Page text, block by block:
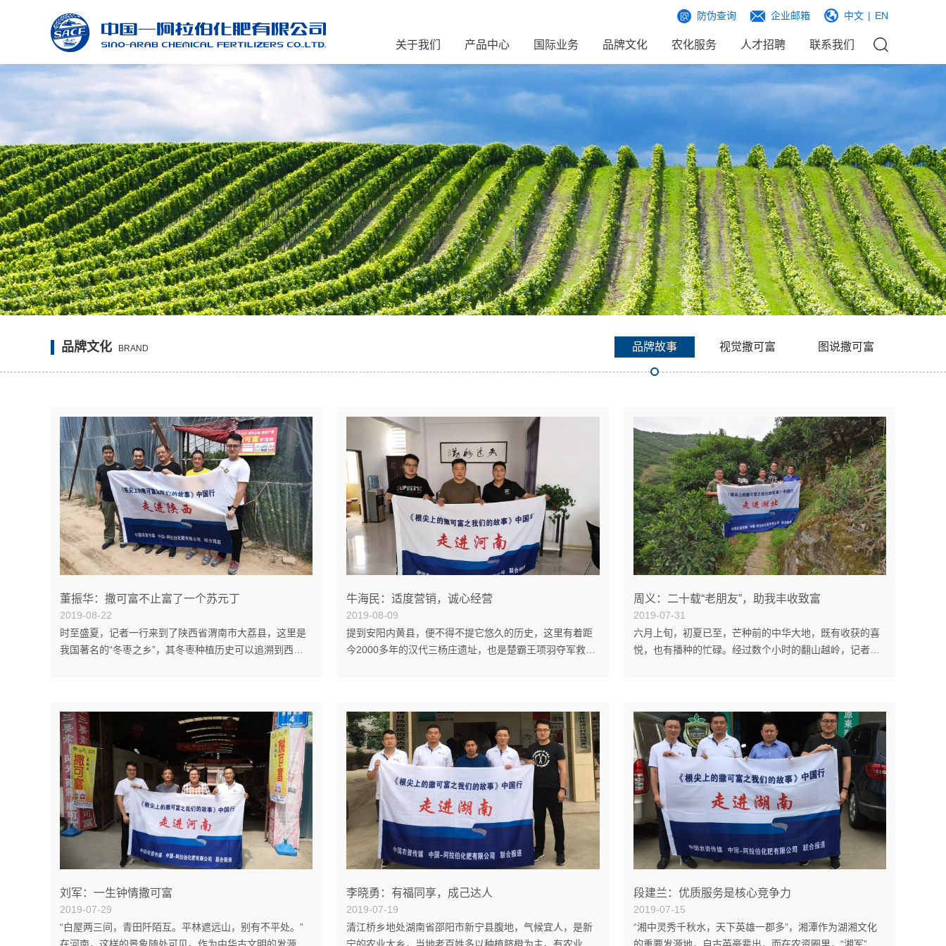
防伪查询 企业邮箱 中文 | EN
关于我们 产品中心 国际业务 品牌文化 农化服务 人才招聘 联系我们
品牌文化 BRAND 品牌故事 视觉撒可富 图说撒可富
董振华：撒可富不止富了一个苏元丁
2019-08-22
时至盛夏，记者一行来到了陕西省渭南市大荔县，这里是
我国著名的“冬枣之乡”，其冬枣种植历史可以追溯到西汉
辉煌成绩的背后，离不开中阿撒可富复合肥的全力支持以
及众多农资人和种植户们的努力耕耘。中阿撒可富范家镇
专营店总经理董振华（左）与范家镇冬枣种植户、中阿撒
可富使用者苏元丁（右）在枣园里。口口相传，枣乡数品
牌 1995年，离开...
牛海民：适度营销，诚心经营
2019-08-09
提到安阳内黄县，便不得不提它悠久的历史，这里有着距
今2000多年的汉代三杨庄遗址，也是楚霸王项羽夺军救
黄县是国家设施蔬菜重点区域基地县、中国优质粮食产业
工程重点县。在这样优渥的环境中，一代又一代农资人茁
壮成长着，他们见证了中国农资事业在内黄的蓬勃发展，
安阳市双发农资的牛海民就是他们中的一员。优质服务赢
口碑 2004年，牛...
周义：二十载“老朋友”，助我丰收致富
2019-07-31
六月上旬，初夏已至，芒种前的中华大地，既有收获的喜
悦，也有播种的忙碌。经过数个小时的翻山越岭，记者一
撒可富让柑橘优质优价 王家岭村柑橘种植历史悠久，凭借
着得天独厚的气候条件，这里柑橘产业蓬勃发展。尤其是
近年来，在当地政府的大力引导下，提出了“优质柑橘富
村”的口号，据了解，当地耕地面积4380亩，其中柑橘种植
面积就达到了350...
刘军：一生钟情撒可富
2019-07-29
“白屋两三间，青田阡陌互。平林遮远山，别有不平处。”
李晓勇：有福同享，成己达人
2019-07-19
清江桥乡地处湖南省邵阳市新宁县腹地，气候宜人，是新
段建兰：优质服务是核心竞争力
2019-07-15
“湘中灵秀千秋水，天下英雄一郡多”，湘潭作为湖湘文化